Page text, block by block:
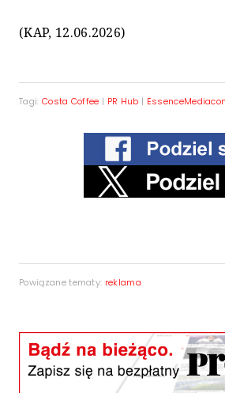
(KAP, 12.06.2026)
Tagi: Costa Coffee | PR Hub |
Powiązane tematy: reklama